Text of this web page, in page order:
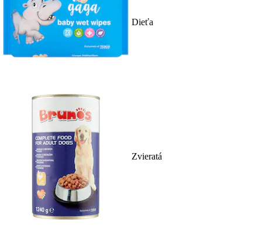
Dieťa
Zvieratá